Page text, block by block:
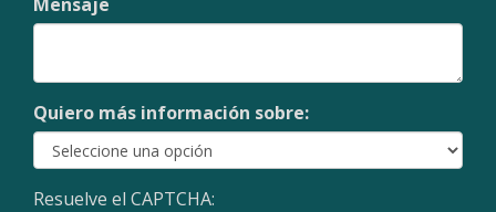
Quiero más información sobre:
Resuelve el CAPTCHA: